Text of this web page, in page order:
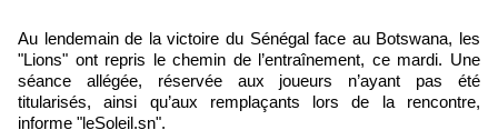
Au lendemain de la victoire du Sénégal face au Botswana, les
"Lions" ont repris le chemin de l’entraînement, ce mardi. Une
séance allégée, réservée aux joueurs n’ayant pas été
titularisés, ainsi qu’aux remplaçants lors de la rencontre,
informe "leSoleil.sn".